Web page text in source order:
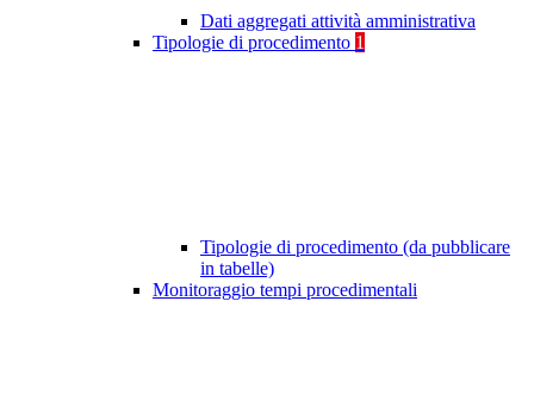
Dati aggregati attività amministrativa
Tipologie di procedimento 1
Tipologie di procedimento (da pubblicare
in tabelle)
Monitoraggio tempi procedimentali